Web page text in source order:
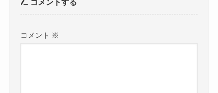
コメントする
コメント ※